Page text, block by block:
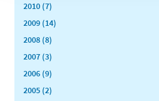
2010 (7)
2009 (14)
2008 (8)
2007 (3)
2006 (9)
2005 (2)